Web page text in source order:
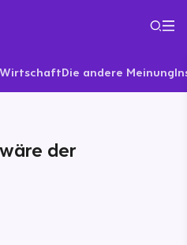
WirtschaftDie andere Meinung
der